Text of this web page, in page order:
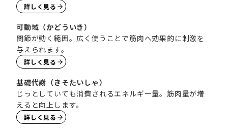
詳しく見る
可動域（かどういき）
関節が動く範囲。広く使うことで筋肉へ効果的に刺激を
与えられます。
詳しく見る
基礎代謝（きそたいしゃ）
じっとしていても消費されるエネルギー量。筋肉量が増
えると向上します。
詳しく見る